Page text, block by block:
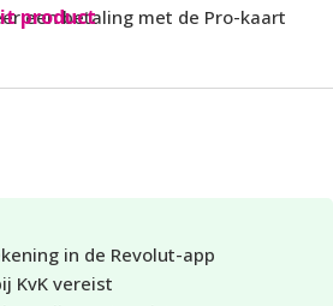
een betaling met de Pro-kaart
rekening. Bij het
product
in de Revolut-app
KvK vereist